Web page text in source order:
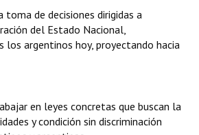
toma de decisiones dirigidas a
del Estado Nacional,
los argentinos hoy, proyectando hacia
en leyes concretas que buscan la
y condición sin discriminación